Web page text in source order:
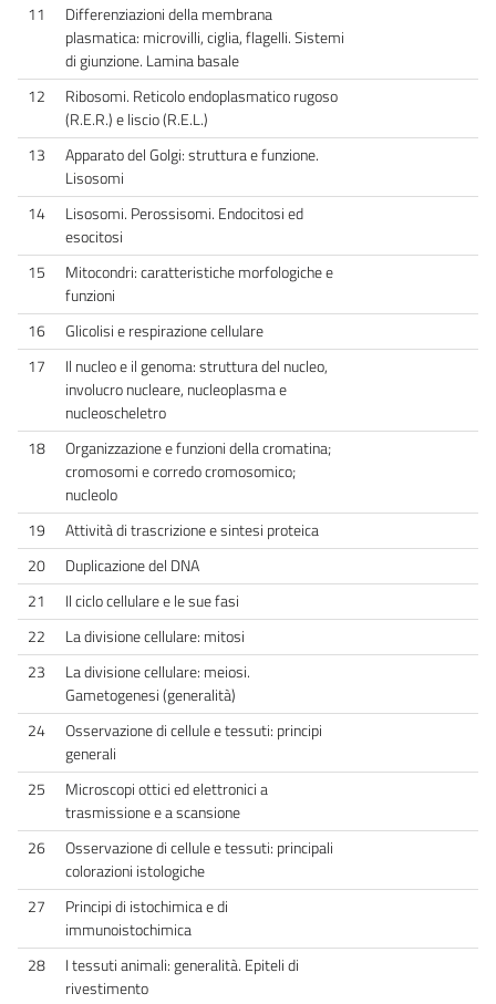
11
Differenziazioni della membrana
plasmatica: microvilli, ciglia, flagelli. Sistemi
di giunzione. Lamina basale
12
Ribosomi. Reticolo endoplasmatico rugoso
(R.E.R.) e liscio (R.E.L.)
13
Apparato del Golgi: struttura e funzione.
Lisosomi
14
Lisosomi. Perossisomi. Endocitosi ed
esocitosi
15
Mitocondri: caratteristiche morfologiche e
funzioni
16
Glicolisi e respirazione cellulare
17
Il nucleo e il genoma: struttura del nucleo,
involucro nucleare, nucleoplasma e
nucleoscheletro
18
Organizzazione e funzioni della cromatina;
cromosomi e corredo cromosomico;
nucleolo
19
Attività di trascrizione e sintesi proteica
20
Duplicazione del DNA
21
Il ciclo cellulare e le sue fasi
22
La divisione cellulare: mitosi
23
La divisione cellulare: meiosi.
Gametogenesi (generalità)
24
Osservazione di cellule e tessuti: principi
generali
25
Microscopi ottici ed elettronici a
trasmissione e a scansione
26
Osservazione di cellule e tessuti: principali
colorazioni istologiche
27
Principi di istochimica e di
immunoistochimica
28
I tessuti animali: generalità. Epiteli di
rivestimento